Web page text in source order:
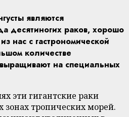
являются
десятиногих раков, хорошо
нас с гастрономической
количестве
на специальных
эти гигантские раки
тропических морей.